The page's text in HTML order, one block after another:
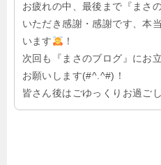
お疲れの中、最後まで『まさ
いただき感謝・感謝です、本
います
！
次回も『まさのブログ』にお
お願いします(#^.^#)！
皆さん後はごゆっくりお過ご